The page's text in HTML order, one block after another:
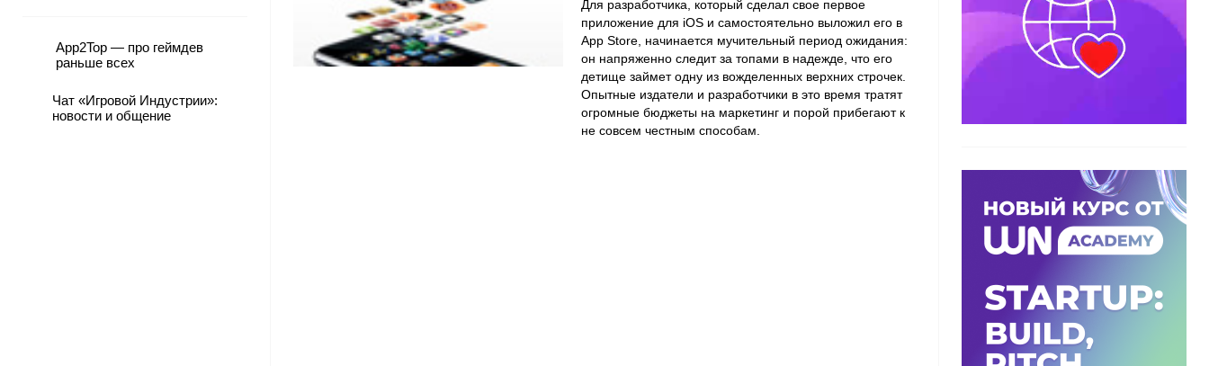
App2Top — про геймдев
раньше всех
Чат «Игровой Индустрии»:
новости и общение
Для разработчика, который сделал свое первое
приложение для iOS и самостоятельно выложил его в
App Store, начинается мучительный период ожидания:
он напряженно следит за топами в надежде, что его
детище займет одну из вожделенных верхних строчек.
Опытные издатели и разработчики в это время тратят
огромные бюджеты на маркетинг и порой прибегают к
не совсем честным способам.